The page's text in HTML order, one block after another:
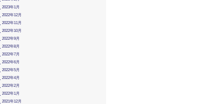
2023年1月
2022年12月
2022年11月
2022年10月
2022年9月
2022年8月
2022年7月
2022年6月
2022年5月
2022年4月
2022年2月
2022年1月
2021年12月